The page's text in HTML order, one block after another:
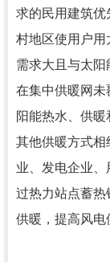
求的民用建筑优
村地区使用户
需求大且与太
在集中供暖网未
阳能热水、供
其他供暖方式相
业、发电企业
过热力站点蓄
供暖，提高风电